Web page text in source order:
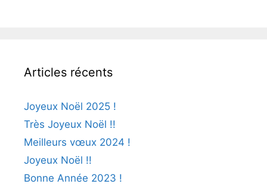
Articles récents
Joyeux Noël 2025 !
Très Joyeux Noël !!
Meilleurs vœux 2024 !
Joyeux Noël !!
Bonne Année 2023 !